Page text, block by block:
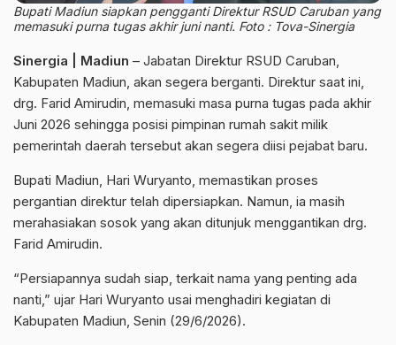
Bupati Madiun siapkan pengganti Direktur RSUD Caruban yang
memasuki purna tugas akhir juni nanti. Foto : Tova-Sinergia
Sinergia | Madiun – Jabatan Direktur RSUD Caruban,
Kabupaten Madiun, akan segera berganti. Direktur saat ini,
drg. Farid Amirudin, memasuki masa purna tugas pada akhir
Juni 2026 sehingga posisi pimpinan rumah sakit milik
pemerintah daerah tersebut akan segera diisi pejabat baru.
Bupati Madiun, Hari Wuryanto, memastikan proses
pergantian direktur telah dipersiapkan. Namun, ia masih
merahasiakan sosok yang akan ditunjuk menggantikan drg.
Farid Amirudin.
“Persiapannya sudah siap, terkait nama yang penting ada
nanti,” ujar Hari Wuryanto usai menghadiri kegiatan di
Kabupaten Madiun, Senin (29/6/2026).